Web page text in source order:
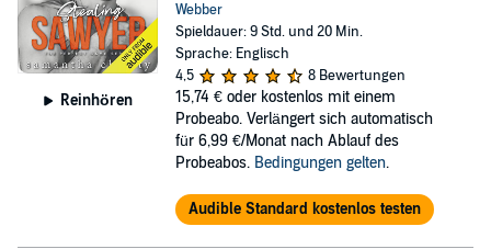
Reinhören
Webber
Spieldauer: 9 Std. und 20 Min.
Sprache: Englisch
4,5
8 Bewertungen
15,74 € oder kostenlos mit einem
Probeabo. Verlängert sich automatisch
für 6,99 €/Monat nach Ablauf des
Probeabos. Bedingungen gelten.
Audible Standard kostenlos testen